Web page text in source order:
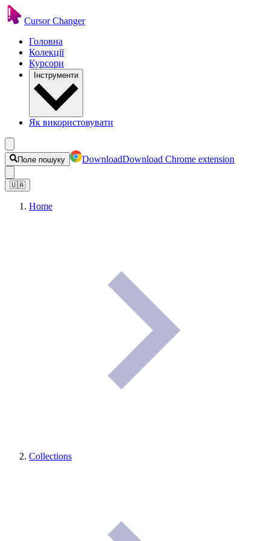
Cursor Changer
Головна
Колекції
Курсори
Інструменти
Як використовувати
Поле пошуку DownloadDownload Chrome extension
🇺🇦
Home
Collections